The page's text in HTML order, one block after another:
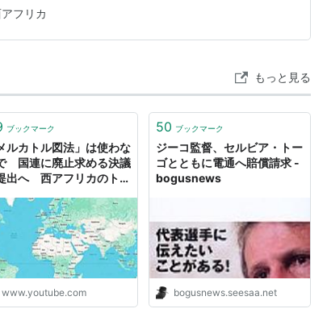
ロメの魅力の一つです。 これからこのブログでは、ロ
々の暮らしについ…
フリカ
もっと見る
ブックマーク
ルカトル図法」は使わな
国連に廃止求める決議
出へ 西アフリカのトー
www.youtube.com
50 ブックマーク
ジーコ監督、セルビア・トー
ゴとともに電通へ賠償請求 -
bogusnews
bogusnews.seesaa.net